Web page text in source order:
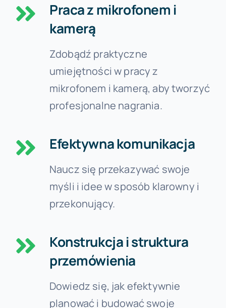
Praca z mikrofonem i
kamerą
Zdobądź praktyczne
umiejętności w pracy z
mikrofonem i kamerą, aby tworzyć
profesjonalne nagrania.
Efektywna komunikacja
Naucz się przekazywać swoje
myśli i idee w sposób klarowny i
przekonujący.
Konstrukcja i struktura
przemówienia
Dowiedz się, jak efektywnie
planować i budować swoje